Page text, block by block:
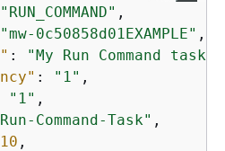
"RUN_COMMAND" ,
"mw-0c50858d01EXAMPLE" ,
:
"My Run Command
: "1" ,
"1" ,
Command-Task" ,
10 ,